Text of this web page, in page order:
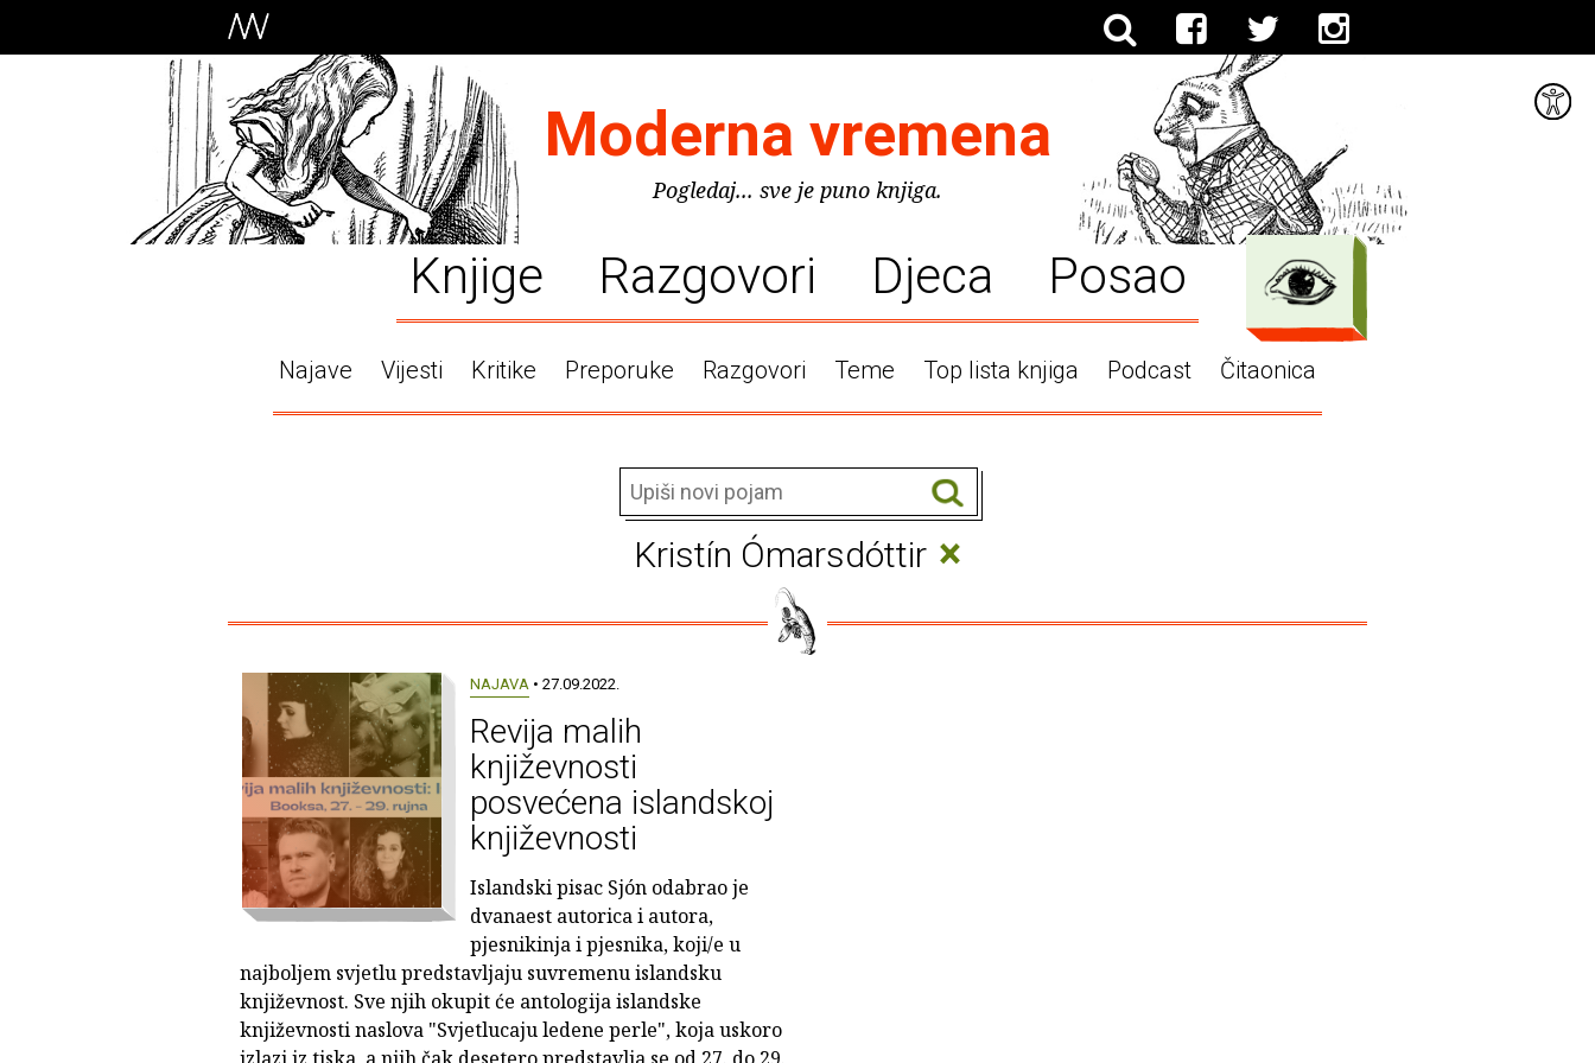
Moderna vremena
Pogledaj... sve je puno knjiga.
Knjige Razgovori Djeca Posao
Najave Vijesti Kritike Preporuke Razgovori Teme Top lista knjiga Podcast Čitaonica
Kristín Ómarsdóttir ×
NAJAVA • 27.09.2022.
Revija malih
književnosti
posvećena islandskoj
književnosti
Islandski pisac Sjón odabrao je
dvanaest autorica i autora,
pjesnikinja i pjesnika, koji/e u
najboljem svjetlu predstavljaju suvremenu islandsku
književnost. Sve njih okupit će antologija islandske
književnosti naslova "Svjetlucaju ledene perle", koja uskoro